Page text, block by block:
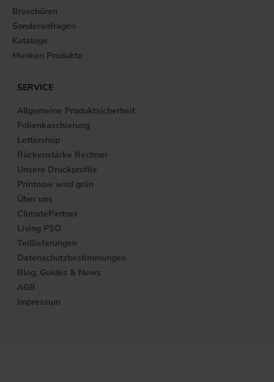
Broschüren
Sonderanfragen
Kataloge
Munken Produkte
SERVICE
Allgemeine Produktsicherheit
Folienkaschierung
Lettershop
Rückenstärke Rechner
Unsere Druckprofile
Printnow wird grün
Über uns
ClimatePartner
Living PSO
Teillieferungen
Datenschutzbestimmungen
Blog, Guides & News
AGB
Impressum